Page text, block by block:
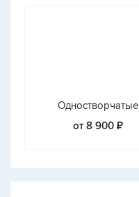
Одностворчатые
от 8 900 ₽